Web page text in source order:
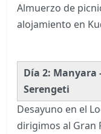
Almuerzo de
alojamiento en
Día 2: Manyara
Serengeti
Desayuno en el
dirigimos al Gran